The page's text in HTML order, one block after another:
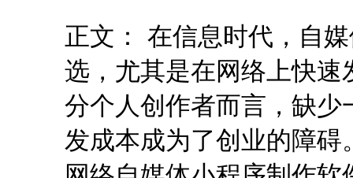
正文： 在信息时代，自
选，尤其是在网络上快
分个人创作者而言，缺
发成本成为了创业的障